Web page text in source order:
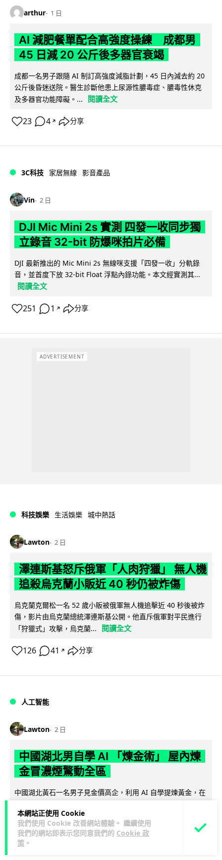
本網站正使用 Cookie
我們使用 Cookie 改善網站體驗。 繼續使用
我們的網站即表示您同意我們的 Cookie 政
策 。
arthur 1 日
AI 減肥餐單配合高強度操練 成都男
45 日減 20 公斤後多器官衰竭
成都一名男子跟隨 AI 制訂高強度減脂計劃，45 日內減去約 20
公斤後昏迷送院。醫生診斷他患上尿源性膿毒症、膿毒性休克
及多器官功能障礙。...
閱讀全文
23 4 ↗ 分享
3C科技 家居無線 影音產品
Vin 2 日
DJI Mic Mini 2s 實測 四發一收同步獨
立錄音 32-bit 防爆咪拍片必備
DJI 最新推出的 Mic Mini 2s 無線咪支援「四發一收」分軌錄
音，並首度下放 32-bit Float 浮點內錄功能。本文經實測其...
閱讀全文
251 1 ↗ 分享
ADVERTISEMENT
科技娛樂 生活娛樂 城中熱話
Lawton 2 日
澤連斯基怒斥俄軍「人肉狩獵」 無人機
追殺烏克蘭小販近 40 秒仍被炸傷
烏克蘭克爾松一名 52 歲小販被俄軍無人機追擊近 40 秒後被炸
傷，影片由烏克蘭總統澤連斯基公開。他直斥俄軍對平民進行
「狩獵式」攻擊，烏克蘭...
閱讀全文
126 41 ↗ 分享
人工智能
Lawton 2 日
中國湖北男自學 AI 「煉金術」 屋內煉
金冒濃煙驚動全區
中國湖北黃石一名男子見金價高企，利用 AI 自學提煉黃金，在
動鄰居報警。警方到場揭發整...
113 8↗ 分享